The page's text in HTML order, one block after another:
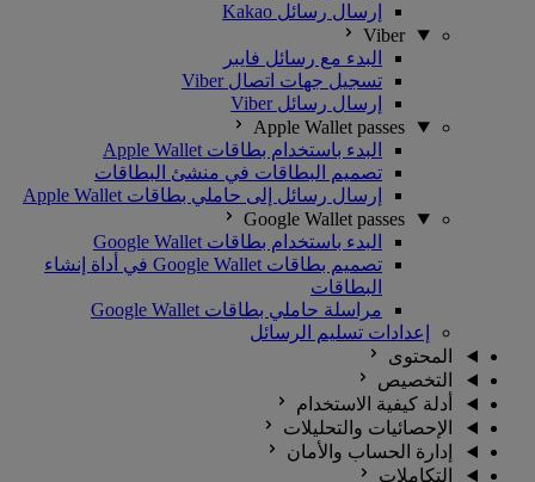
إرسال رسائل Kakao
Viber
البدء مع رسائل فايبر
تسجيل جهات اتصال Viber
إرسال رسائل Viber
Apple Wallet passes
البدء باستخدام بطاقات Apple Wallet
تصميم البطاقات في منشئ البطاقات
إرسال رسائل إلى حاملي بطاقات Apple Wallet
Google Wallet passes
البدء باستخدام بطاقات Google Wallet
تصميم بطاقات Google Wallet في أداة إنشاء
البطاقات
مراسلة حاملي بطاقات Google Wallet
إعدادات تسليم الرسائل
المحتوى
التخصيص
أدلة كيفية الاستخدام
الإحصائيات والتحليلات
إدارة الحساب والأمان
التكاملات